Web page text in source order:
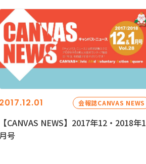
2017.12.01 会報誌CANVAS NEWS
【CANVAS NEWS】2017年12・2018年1
号